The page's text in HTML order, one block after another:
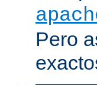
Pero